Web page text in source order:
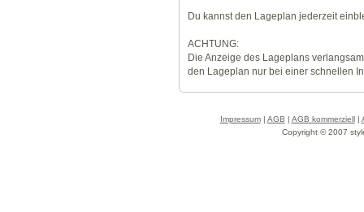
Du kannst den Lageplan jederzeit
ACHTUNG:
Die Anzeige des Lageplans
den Lageplan nur bei einer schnellen
Impressum| AGB | AGB kommerziell|
Copyright © 2007